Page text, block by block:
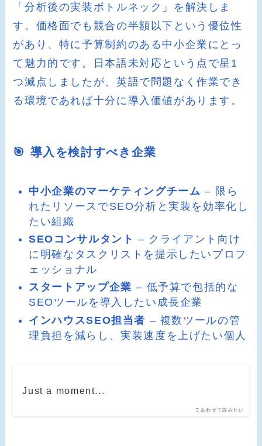
「分析後の実装ボトルネック」を解決しま
す。価格面でも競合の半額以下という優位性
があり、特に予算制約のある中小企業にとっ
て魅力的です。日本語未対応という点で星1
つ減点しましたが、英語で問題なく作業でき
る環境であれば十分に導入価値があります。
🎯 導入を検討すべき企業
中小企業のマーケティングチーム – 限ら
れたリソースでSEO分析と実装を効率化し
たい組織
SEOコンサルタント – クライアント向け
に明確なタスクリストを提示したいプロフ
ェッショナル
スタートアップ企業 – 低予算で包括的な
SEOツールを導入したい成長企業
インハウスSEO担当者 – 複数ツールの管
理負担を減らし、実装速度を上げたい個人
あわせて読みたい
Just a moment...